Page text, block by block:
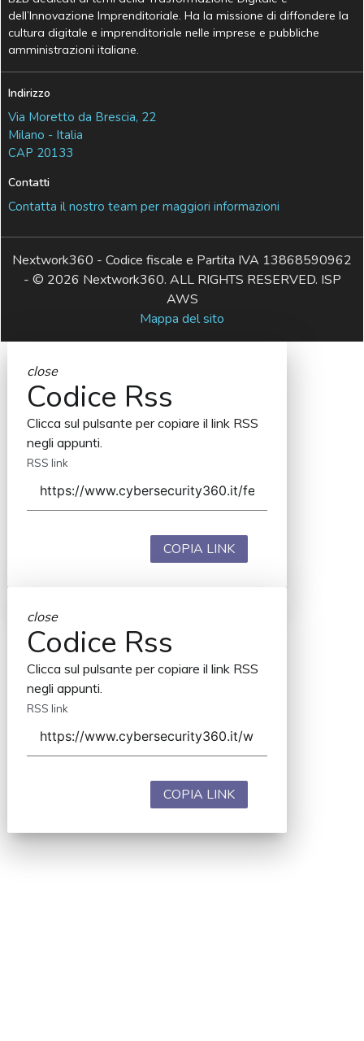
dell’Innovazione Imprenditoriale. Ha la missione di diffondere la
cultura digitale e imprenditoriale nelle imprese e pubbliche
amministrazioni italiane.
Indirizzo
Via Moretto da Brescia, 22
Milano - Italia
CAP 20133
Contatti
Contatta il nostro team per maggiori informazioni
Nextwork360 - Codice fiscale e Partita IVA 13868590962
- © 2026 Nextwork360. ALL RIGHTS RESERVED. ISP
AWS
Mappa del sito
close
Codice Rss
Clicca sul pulsante per copiare il link RSS
negli appunti.
RSS link
COPIA LINK
close
Codice Rss
Clicca sul pulsante per copiare il link RSS
negli appunti.
RSS link
COPIA LINK